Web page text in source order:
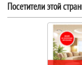
Посетители этой